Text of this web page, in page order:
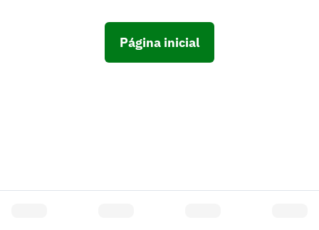
Página inicial